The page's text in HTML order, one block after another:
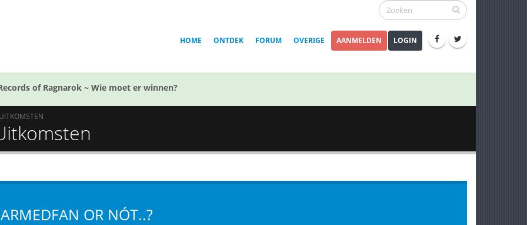
HOME ONTDEK FORUM OVERIGE AANMELDEN LOGIN
of Ragnarok ~ Wie moet er winnen?
OR NÓT..?